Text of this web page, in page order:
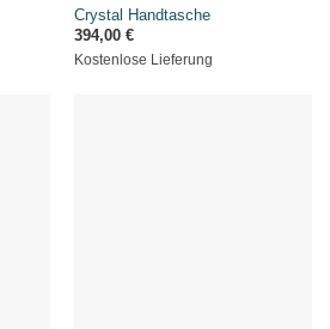
Crystal Handtasche
394,00 €
Kostenlose Lieferung